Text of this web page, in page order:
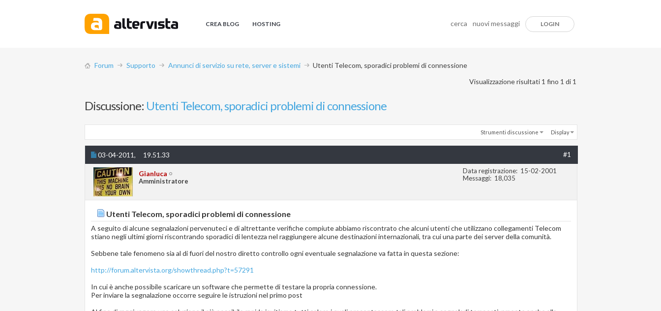
CREA BLOG HOSTING cerca nuovi messaggi LOGIN
Forum Supporto Annunci di servizio su rete, server e sistemi
Utenti Telecom, sporadici problemi di connessione
Visualizzazione risultati 1 fino 1 di 1
Discussione: Utenti Telecom, sporadici problemi di connessione
Strumenti discussione Display
03-04-2011, 19.51.33 #1
Gianluca
Amministratore
Data registrazione
15-02-2001
Messaggi
18,035
Utenti Telecom, sporadici problemi di connessione
A seguito di alcune segnalazioni pervenuteci e di altrettante verifiche compiute abbiamo riscontrato che alcuni utenti che utilizzano collegamenti Telecom
stiano negli ultimi giorni riscontrando sporadici di lentezza nel raggiungere alcune destinazioni internazionali, tra cui una parte dei server della comunità.
Sebbene tale fenomeno sia al di fuori del nostro diretto controllo ogni eventuale segnalazione va fatta in questa sezione:
http://forum.altervista.org/showthread.php?t=57291
In cui è anche possibile scaricare un software che permette di testare la propria connessione.
Per inviare la segnalazione occorre seguire le istruzioni nel primo post